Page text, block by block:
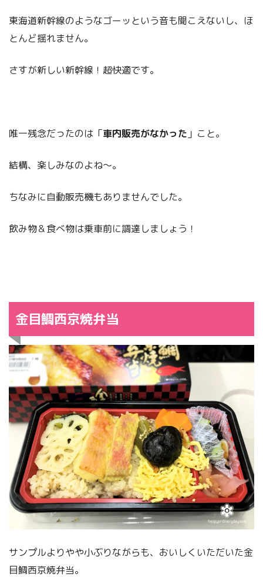
東海道新幹線のようなゴーッという音も聞こえないし、ほ
とんど揺れません。
さすが新しい新幹線！超快適です。
唯一残念だったのは「車内販売がなかった 」こと。
結構、楽しみなのよね～。
ちなみに自動販売機もありませんでした。
飲み物＆食べ物は乗車前に調達しましょう！
金目鯛西京焼弁当
サンプルよりやや小ぶりながらも、おいしくいただいた金
目鯛西京焼弁当。